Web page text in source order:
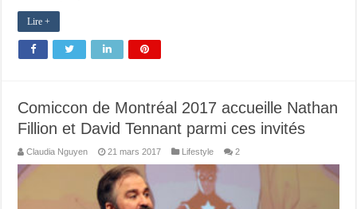
Lire +
Comiccon de Montréal 2017 accueille Nathan
Fillion et David Tennant parmi ces invités
Claudia Nguyen 21 mars 2017 Lifestyle 2